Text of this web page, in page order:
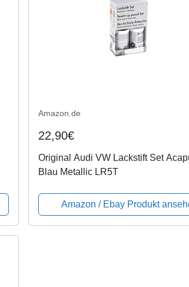
Amazon.de
22,90€
Original Audi VW Lackstift Set
Blau Metallic LR5T
Amazon / Ebay Produkt